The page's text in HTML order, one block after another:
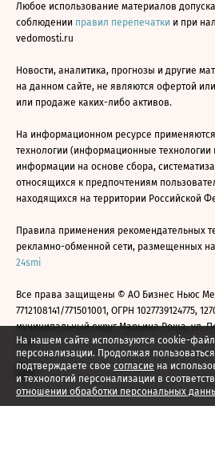
На нашем сайте используются cookie-
персонализации. Продолжая
подтверждаете свое согласие на
и технологий персонализации в
отношении обработки персональных
Любое использование материалов
соблюдении правил перепечатки и при
vedomosti.ru
Новости, аналитика, прогнозы и другие
на данном сайте, не являются офертой
или продаже каких-либо активов.
На информационном ресурсе
технологии (информационные технологии
информации на основе сбора,
относящихся к предпочтениям
находящихся на территории Российской
Правила применения рекомендательных
рекламно-обменной сети, размещенных
24smi
Все права защищены © АО Бизнес Ньюс
7712108141/771501001, ОГРН 1027739124775,
муниципальный округ Марьина Роща, ул.
2026